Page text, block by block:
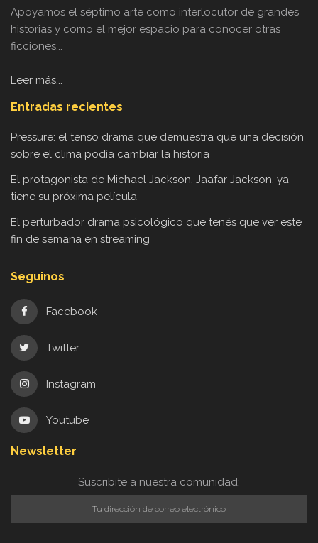
Apoyamos el séptimo arte como interlocutor de grandes
historias y como el mejor espacio para conocer otras
ficciones...
Leer más...
Entradas recientes
Pressure: el tenso drama que demuestra que una decisión
sobre el clima podía cambiar la historia
El protagonista de Michael Jackson, Jaafar Jackson, ya
tiene su próxima película
El perturbador drama psicológico que tenés que ver este
fin de semana en streaming
Seguinos
Facebook
Twitter
Instagram
Youtube
Newsletter
Suscribite a nuestra comunidad: